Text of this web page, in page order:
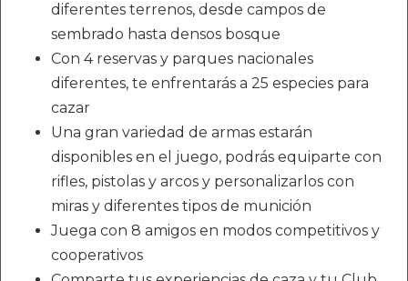
diferentes terrenos, desde campos de
sembrado hasta densos bosque
Con 4 reservas y parques nacionales
diferentes, te enfrentarás a 25 especies para
cazar
Una gran variedad de armas estarán
disponibles en el juego, podrás equiparte con
rifles, pistolas y arcos y personalizarlos con
miras y diferentes tipos de munición
Juega con 8 amigos en modos competitivos y
cooperativos